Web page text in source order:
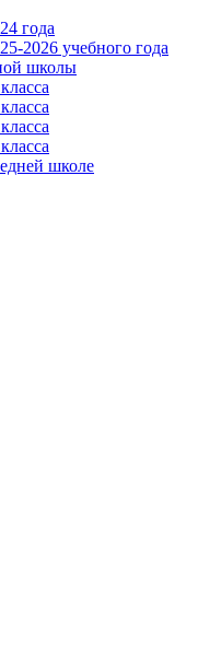
года
2026 учебного года
школы
школе